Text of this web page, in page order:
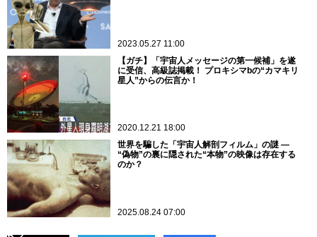
2023.05.27 11:00
【ガチ】「宇宙人メッセージの第一候補」を遂
に受信、高級誌掲載！ プロキシマbの“カマキリ
星人”からの伝言か！
2020.12.21 18:00
世界を騙した「宇宙人解剖フィルム」の謎 ―
“偽物”の裏に隠された“本物”の映像は存在する
のか？
2025.08.24 07:00